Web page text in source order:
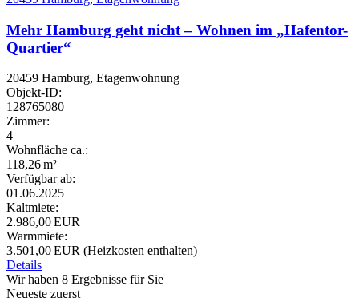
Mehr Hamburg geht nicht – Wohnen im „Hafentor-
Quartier“
20459 Hamburg, Etagenwohnung
Objekt-ID:
128765080
Zimmer:
4
Wohnfläche ca.:
118,26 m²
Verfügbar ab:
01.06.2025
Kaltmiete:
2.986,00 EUR
Warmmiete:
3.501,00 EUR (Heizkosten enthalten)
Details
Wir haben 8 Ergebnisse für Sie
Neueste zuerst